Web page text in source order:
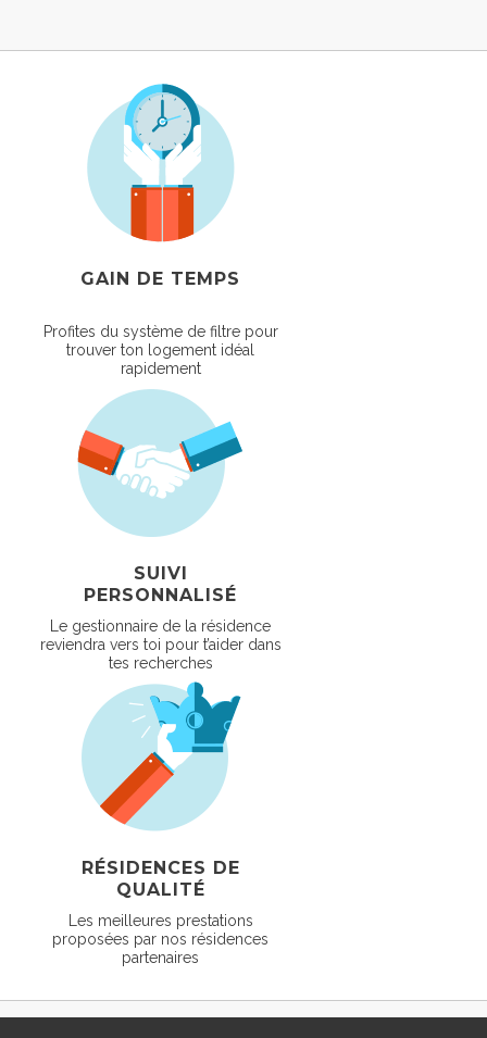
GAIN DE TEMPS
Profites du système de filtre pour
trouver ton logement idéal
rapidement
SUIVI
PERSONNALISÉ
Le gestionnaire de la résidence
reviendra vers toi pour t’aider dans
tes recherches
RÉSIDENCES DE
QUALITÉ
Les meilleures prestations
proposées par nos résidences
partenaires